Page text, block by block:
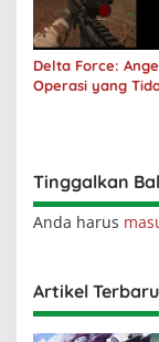
Delta Force:
Operasi yang
Tinggalkan
Anda harus
Artikel Terbaru